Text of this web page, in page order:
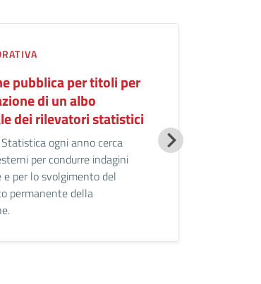
pubblica per titoli per
di un albo
dei rilevatori statistici
Statistica ogni anno cerca
per condurre indagini
per lo svolgimento del
permanente della